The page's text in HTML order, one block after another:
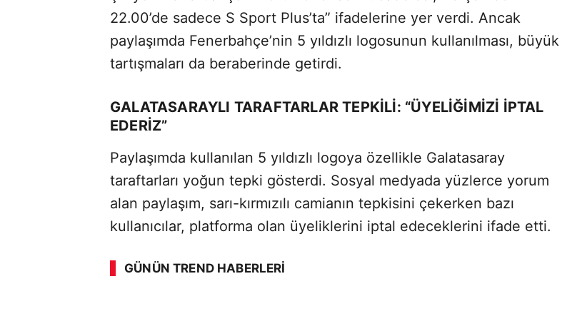
22.00’de sadece S Sport Plus’ta” ifadelerine yer verdi. Ancak
paylaşımda Fenerbahçe’nin 5 yıldızlı logosunun kullanılması, büyük
tartışmaları da beraberinde getirdi.
GALATASARAYLI TARAFTARLAR TEPKILI: “ÜYELIĞIMIZI İPTAL
EDERIZ”
Paylaşımda kullanılan 5 yıldızlı logoya özellikle Galatasaray
taraftarları yoğun tepki gösterdi. Sosyal medyada yüzlerce yorum
alan paylaşım, sarı-kırmızılı camianın tepkisini çekerken bazı
kullanıcılar, platforma olan üyeliklerini iptal edeceklerini ifade etti.
GÜNÜN TREND HABERLERI
00:02 / 08:06